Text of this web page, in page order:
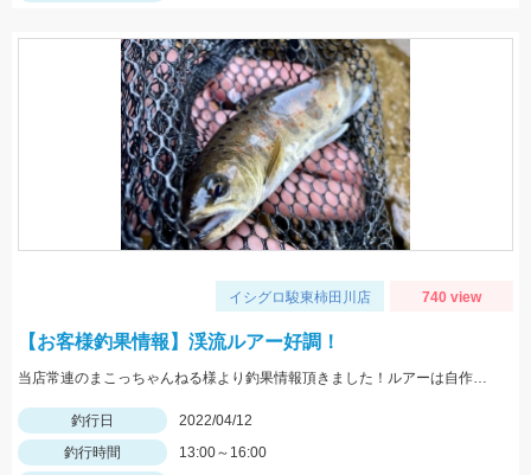
イシグロ駿東柿田川店 740 view
【お客様釣果情報】渓流ルアー好調！
当店常連のまこっちゃんねる様より釣果情報頂きました！ルアーは自作ミノーを使用。前回に比べサイズも上がってきました。
釣行日
2022/04/12
釣行時間
13:00～16:00